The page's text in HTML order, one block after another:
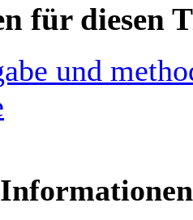
für diesen
und